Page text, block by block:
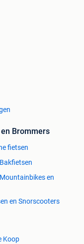
en Brommers
fietsen
en
en Snorscooters
Koop